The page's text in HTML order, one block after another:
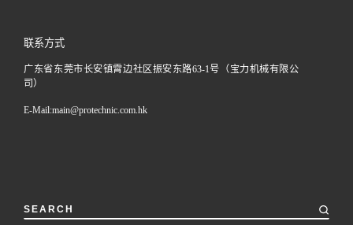
联系方式
广东省东莞市长安镇霄边社区振安东路63-1号（宝力机械有限公
司）
E-Mail:main@protechnic.com.hk
SEARCH